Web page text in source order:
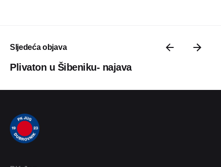
Sljedeća objava
Plivaton u Šibeniku- najava